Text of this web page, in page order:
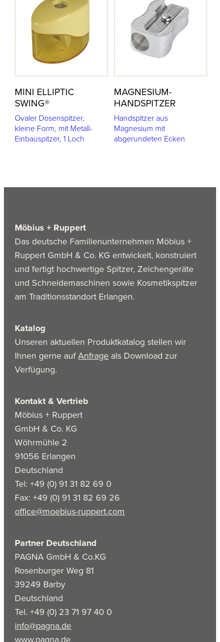
MINI ELLIPTIC
SWING®
Ovaler Dosenspitzer,
kleine Form, mit Metall-
Einbauspitzer, 1 Loch
MAGNESIUM-
HANDSPITZER
Handspitzer aus
Magnesium mit
abgerundeten Ecken
Möbius + Ruppert
Das deutsche Familienunternehmen Möbius +
Ruppert GmbH & Co. KG entwickelt, konstruiert
und fertigt hochwertige Spitzer, Zeichengeräte
und Schneidemaschinen sowie Kosmetikspitzer
am Traditionsstandort Erlangen.
Katalog
Unseren aktuellen Produktkatalog stellen wir
Ihnen gerne aufAnfrage als Download zur
Verfügung.
Kontakt & Vertrieb
Möbius + Ruppert
GmbH & Co. KG
Wöhrmühle 2
91056 Erlangen
Deutschland
Tel: +49 (0) 91 31 82 69 0
Fax: +49 (0) 91 31 82 69 26
office@moebius-ruppert.com
Partner Deutschland
PAGNA GmbH & Co.KG
Rosenburger Weg 81
39249 Barby
Deutschland
Tel. +49 (0) 23 71 97 40 0
info@pagna.de